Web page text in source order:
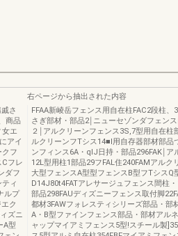
さ
商品
エ
アイ
フ
フレ
ダフ
ィ
ルプ
ク
ズニ
A型
右ページから抽出された内容
FFAA新崚岳フェンス用自在柱FAC2段柱
さぎ部材・部品2￨ニューセゾンダフェン
２￨アルクリーンフェンス3S,7型用自在柱
ルクリーンフTシス14■l用自存器部材部品
ンフィンス6A・qIJ日持・部品296FAK￨ア
12L型用柱1部品29フFAL住240FAMアルク
大型フェンスA型型フェンスB型フTシスQ
D14J80t4FATアレサージュフェンス間柱
部品298FAUディズニーフェンス取付脚
都材3FAWフォレスティシリーズ部品・部
A・B型ファインフェンス部品・部材アル
ャップマイアミフェンス5型!スチール製